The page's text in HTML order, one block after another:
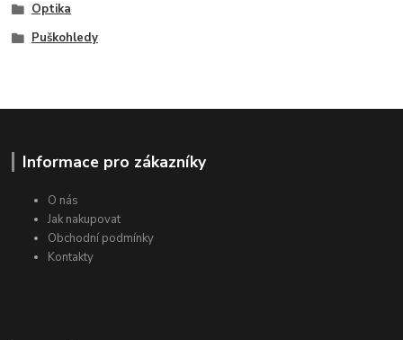
Optika
Puškohledy
Informace pro zákazníky
O nás
Jak nakupovat
Obchodní podmínky
Kontakty